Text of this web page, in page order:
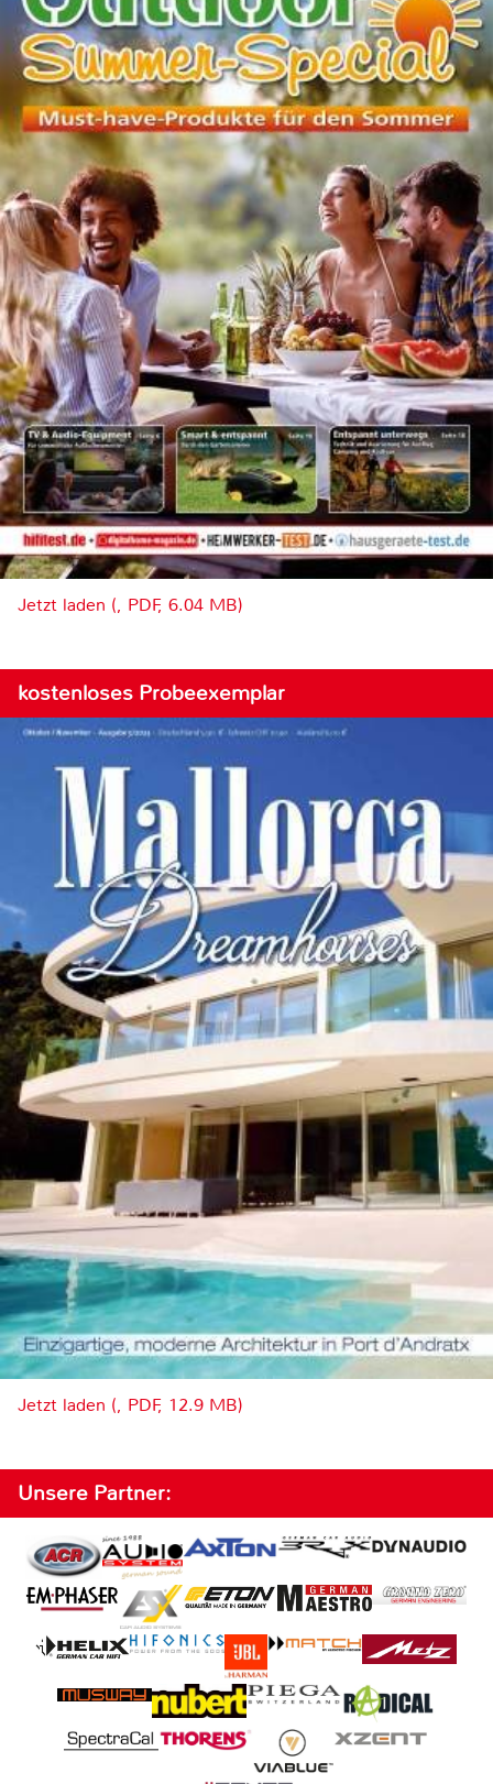
Jetzt laden (, PDF, 6.04 MB)
kostenloses Probeexemplar
Jetzt laden (, PDF, 12.9 MB)
Unsere Partner: